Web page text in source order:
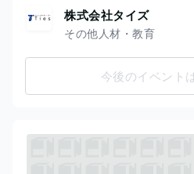
株式会社タイズ
その他人材・教育
今後のイベント